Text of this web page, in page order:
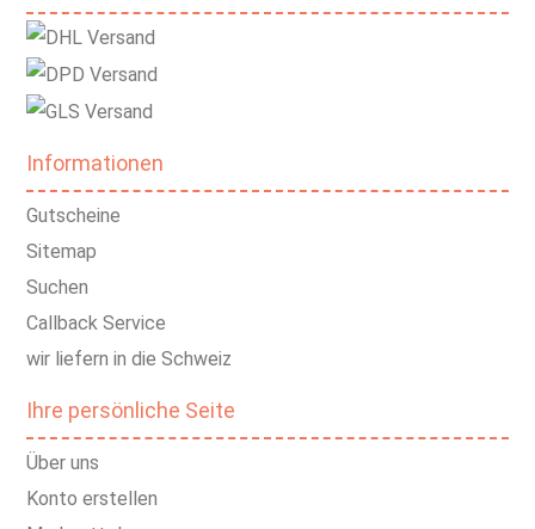
Informationen
Gutscheine
Sitemap
Suchen
Callback Service
wir liefern in die Schweiz
Ihre persönliche Seite
Über uns
Konto erstellen